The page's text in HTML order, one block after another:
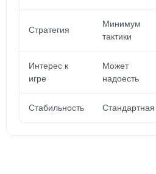
Стратегия
Минимум
тактики
Интерес к
игре
Может
надоесть
Стабильность Стандартная